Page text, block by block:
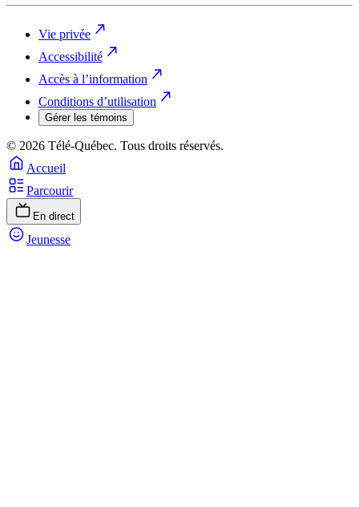
Vie privée
Accessibilité
Accès à l’information
Conditions d’utilisation
Gérer les témoins
© 2026 Télé-Québec. Tous droits réservés.
Accueil
Parcourir
En direct
Jeunesse